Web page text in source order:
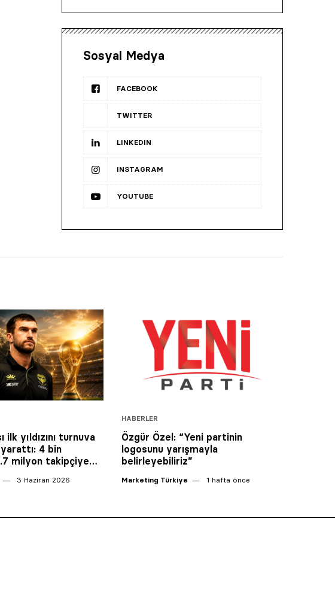
Sosyal Medya
FACEBOOK
TWITTER
LINKEDIN
INSTAGRAM
YOUTUBE
ilk yıldızını turnuva
4 bin
milyon takipçiye…
3 Haziran 2026
HABERLER
Özgür Özel: “Yeni partinin
logosunu yarışmayla
belirleyebiliriz”
Marketing Türkiye 1 hafta önce